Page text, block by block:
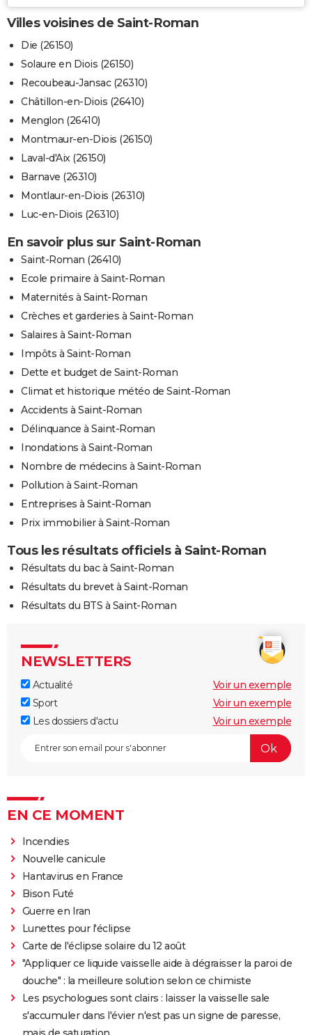
Villes voisines de Saint-Roman
Die (26150)
Solaure en Diois (26150)
Recoubeau-Jansac (26310)
Châtillon-en-Diois (26410)
Menglon (26410)
Montmaur-en-Diois (26150)
Laval-d'Aix (26150)
Barnave (26310)
Montlaur-en-Diois (26310)
Luc-en-Diois (26310)
En savoir plus sur Saint-Roman
Saint-Roman (26410)
Ecole primaire à Saint-Roman
Maternités à Saint-Roman
Crèches et garderies à Saint-Roman
Salaires à Saint-Roman
Impôts à Saint-Roman
Dette et budget de Saint-Roman
Climat et historique météo de Saint-Roman
Accidents à Saint-Roman
Délinquance à Saint-Roman
Inondations à Saint-Roman
Nombre de médecins à Saint-Roman
Pollution à Saint-Roman
Entreprises à Saint-Roman
Prix immobilier à Saint-Roman
Tous les résultats officiels à Saint-Roman
Résultats du bac à Saint-Roman
Résultats du brevet à Saint-Roman
Résultats du BTS à Saint-Roman
NEWSLETTERS
Actualité
Voir un exemple
Sport
Voir un exemple
Les dossiers d'actu
Voir un exemple
EN CE MOMENT
Incendies
Nouvelle canicule
Hantavirus en France
Bison Futé
Guerre en Iran
Lunettes pour l'éclipse
Carte de l'éclipse solaire du 12 août
"Appliquer ce liquide vaisselle aide à dégraisser la paroi de
douche" : la meilleure solution selon ce chimiste
Les psychologues sont clairs : laisser la vaisselle sale
s'accumuler dans l'évier n'est pas un signe de paresse,